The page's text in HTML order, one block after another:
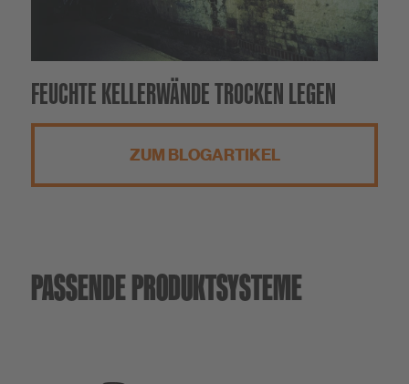
FEUCHTE KELLERWÄNDE TROCKEN LEGEN
ZUM BLOGARTIKEL
PASSENDE PRODUKTSYSTEME